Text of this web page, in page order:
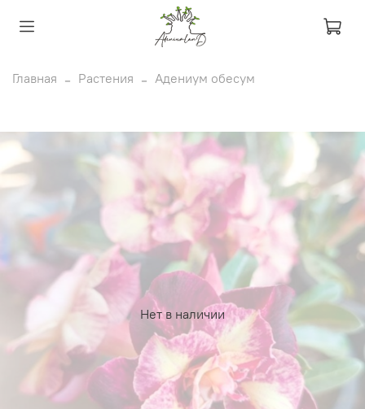
Главная Растения Адениум обесум
Нет в наличии